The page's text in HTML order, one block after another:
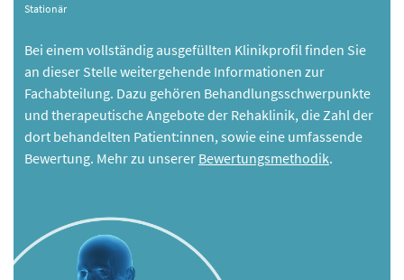
Stationär
Bei einem vollständig ausgefüllten Klinikprofil finden Sie
an dieser Stelle weitergehende Informationen zur
Fachabteilung. Dazu gehören Behandlungsschwerpunkte
und therapeutische Angebote der Rehaklinik, die Zahl der
dort behandelten Patient:innen, sowie eine umfassende
Bewertung. Mehr zu unserer Bewertungsmethodik.